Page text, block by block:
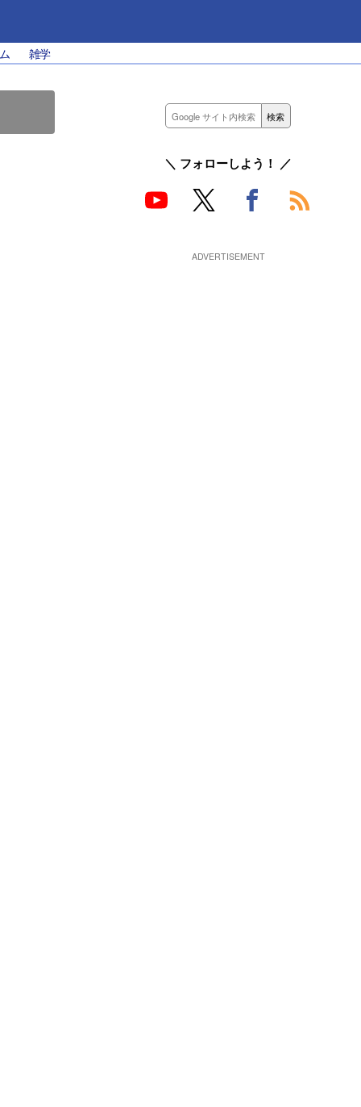
雑学
＼ フォローしよう！ ／